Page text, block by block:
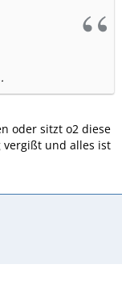
oder sitzt o2 diese
vergißt und alles ist